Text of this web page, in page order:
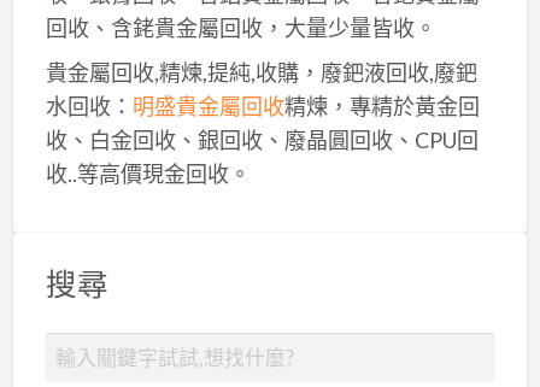
回收、含銠貴金屬回收，大量少量皆收。
貴金屬回收,精煉,提純,收購，廢鈀液回收,廢鈀
水回收： 明盛貴金屬回收精煉，專精於黃金回
收、白金回收、銀回收、廢晶圓回收、CPU回
收..等高價現金回收。
搜尋